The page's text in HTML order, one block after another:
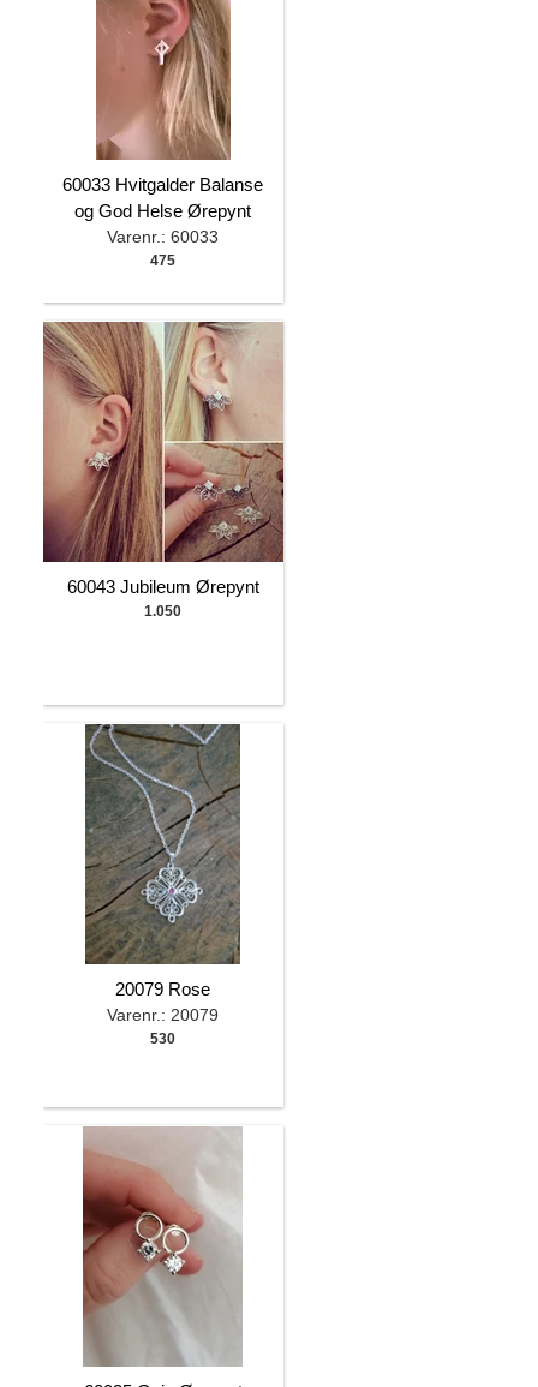
60033 Hvitgalder Balanse
og God Helse Ørepynt
Varenr.: 60033
475
60043 Jubileum Ørepynt
1.050
20079 Rose
Varenr.: 20079
530